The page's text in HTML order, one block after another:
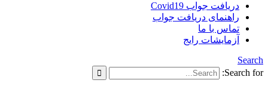
دریافت جواب Covid19
راهنمای دریافت جواب
تماس با ما
آزمایشات رایج
Search
Search for: